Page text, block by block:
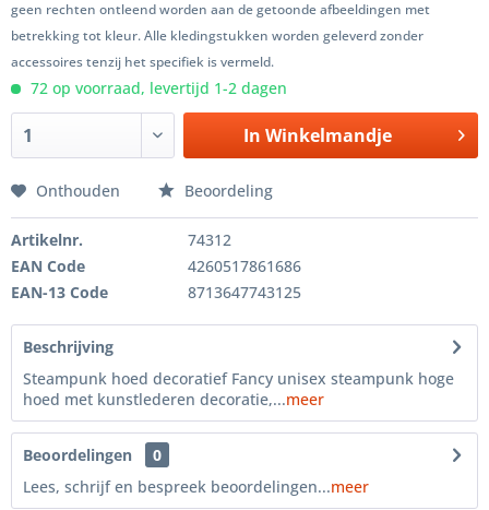
geen rechten ontleend worden aan de getoonde afbeeldingen met
betrekking tot kleur. Alle kledingstukken worden geleverd zonder
accessoires tenzij het specifiek is vermeld.
72 op voorraad, levertijd 1-2 dagen
In Winkelmandje
Onthouden Beoordeling
Artikelnr.
74312
EAN Code
4260517861686
EAN-13 Code
8713647743125
Beschrijving
Steampunk hoed decoratief Fancy unisex steampunk hoge
hoed met kunstlederen decoratie,...meer
Beoordelingen
0
Lees, schrijf en bespreek beoordelingen...meer